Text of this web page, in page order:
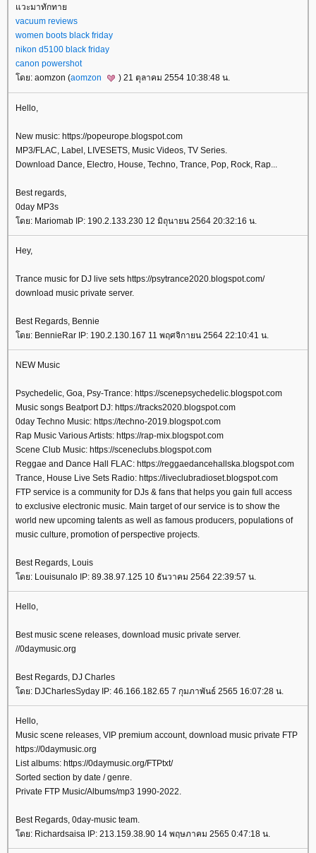
วะมาทักทา
vacuum reviews
women boots black friday
nikon d5100 black friday
canon powershot
ดย: aomzon (aomzon ) 21 ตุลาคม 2554 10:38:48 น.
Hello,
New music: https://popeurope.blogspot.com
MP3/FLAC, Label, LIVESETS, Music Videos, TV Series.
Download Dance, Electro, House, Techno, Trance, Pop, Rock, Rap...
Best regards,
0day MP3s
ดย: Mariomab IP: 190.2.133.230 12 มิถุนายน 2564 20:32:16 น.
Hey,
Trance music for DJ live sets https://psytrance2020.blogspot.com/
download music private server.
Best Regards, Bennie
ดย: BennieRar IP: 190.2.130.167 11 พฤศจิกายน 2564 22:10:41 น.
NEW Music
Psychedelic, Goa, Psy-Trance: https://scenepsychedelic.blogspot.com
Music songs Beatport DJ: https://tracks2020.blogspot.com
0day Techno Music: https://techno-2019.blogspot.com
Rap Music Various Artists: https://rap-mix.blogspot.com
Scene Club Music: https://sceneclubs.blogspot.com
Reggae and Dance Hall FLAC: https://reggaedancehallska.blogspot.com
Trance, House Live Sets Radio: https://liveclubradioset.blogspot.com
FTP service is a community for DJs & fans that helps you gain full access
to exclusive electronic music. Main target of our service is to show the
world new upcoming talents as well as famous producers, populations of
music culture, promotion of perspective projects.
Best Regards, Louis
ดย: Louisunalo IP: 89.38.97.125 10 ธันวาคม 2564 22:39:57 น.
Hello,
Best music scene releases, download music private server.
//0daymusic.org
Best Regards, DJ Charles
ดย: DJCharlesSyday IP: 46.166.182.65 7 กุมภาพันธ์ 2565 16:07:28 น.
Hello,
Music scene releases, VIP premium account, download music private FTP
https://0daymusic.org
List albums: https://0daymusic.org/FTPtxt/
Sorted section by date / genre.
Private FTP Music/Albums/mp3 1990-2022.
Best Regards, 0day-music team.
ดย: Richardsaisa IP: 213.159.38.90 14 พฤษภาคม 2565 0:47:18 น.